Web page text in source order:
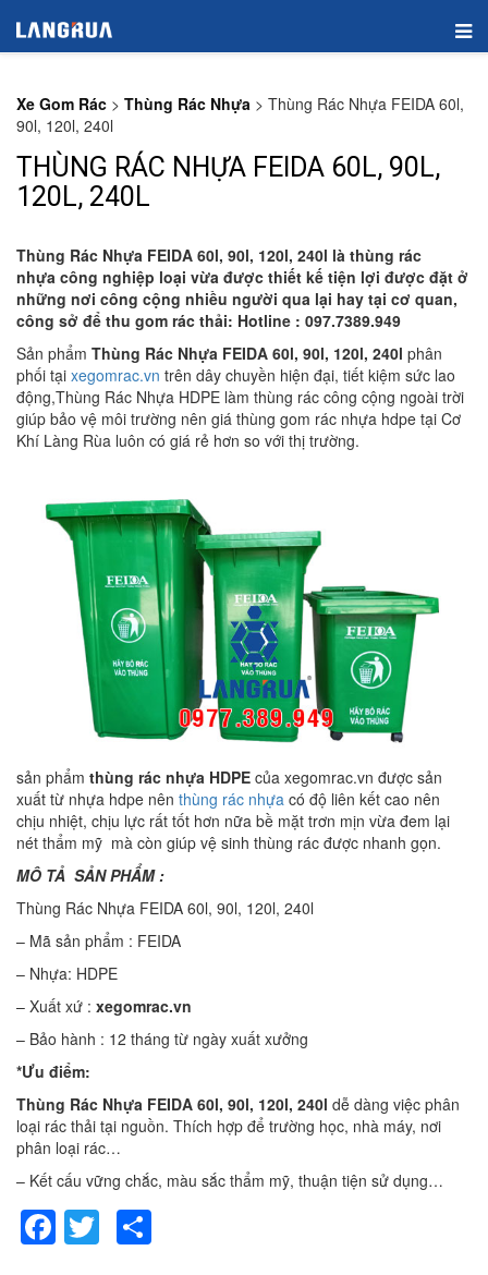
Xe Gom Rác > Thùng Rác Nhựa > Thùng Rác Nhựa FEIDA 60l,
90l, 120l, 240l
THÙNG RÁC NHỰA FEIDA 60L, 90L,
120L, 240L
Thùng Rác Nhựa FEIDA 60l, 90l, 120l, 240l là thùng rác
nhựa công nghiệp loại vừa được thiết kế tiện lợi được đặt ở
những nơi công cộng nhiều người qua lại hay tại cơ quan,
công sở để thu gom rác thải: Hotline : 097.7389.949
Sản phẩm Thùng Rác Nhựa FEIDA 60l, 90l, 120l, 240l phân
phối tại xegomrac.vn trên dây chuyền hiện đại, tiết kiệm sức lao
động,Thùng Rác Nhựa HDPE làm thùng rác công cộng ngoài trời
giúp bảo vệ môi trường nên giá thùng gom rác nhựa hdpe tại Cơ
Khí Làng Rùa luôn có giá rẻ hơn so với thị trường.
sản phẩm thùng rác nhựa HDPE của xegomrac.vn được sản
xuất từ nhựa hdpe nên thùng rác nhựa có độ liên kết cao nên
chịu nhiệt, chịu lực rất tốt hơn nữa bề mặt trơn mịn vừa đem lại
nét thẩm mỹ mà còn giúp vệ sinh thùng rác được nhanh gọn.
MÔ TẢ SẢN PHẨM :
Thùng Rác Nhựa FEIDA 60l, 90l, 120l, 240l
– Mã sản phẩm : FEIDA
– Nhựa: HDPE
– Xuất xứ : xegomrac.vn
– Bảo hành : 12 tháng từ ngày xuất xưởng
*Ưu điểm:
Thùng Rác Nhựa FEIDA 60l, 90l, 120l, 240l dễ dàng việc phân
loại rác thải tại nguồn. Thích hợp để trường học, nhà máy, nơi
phân loại rác…
– Kết cấu vững chắc, màu sắc thẩm mỹ, thuận tiện sử dụng…
Facebook
Twitter